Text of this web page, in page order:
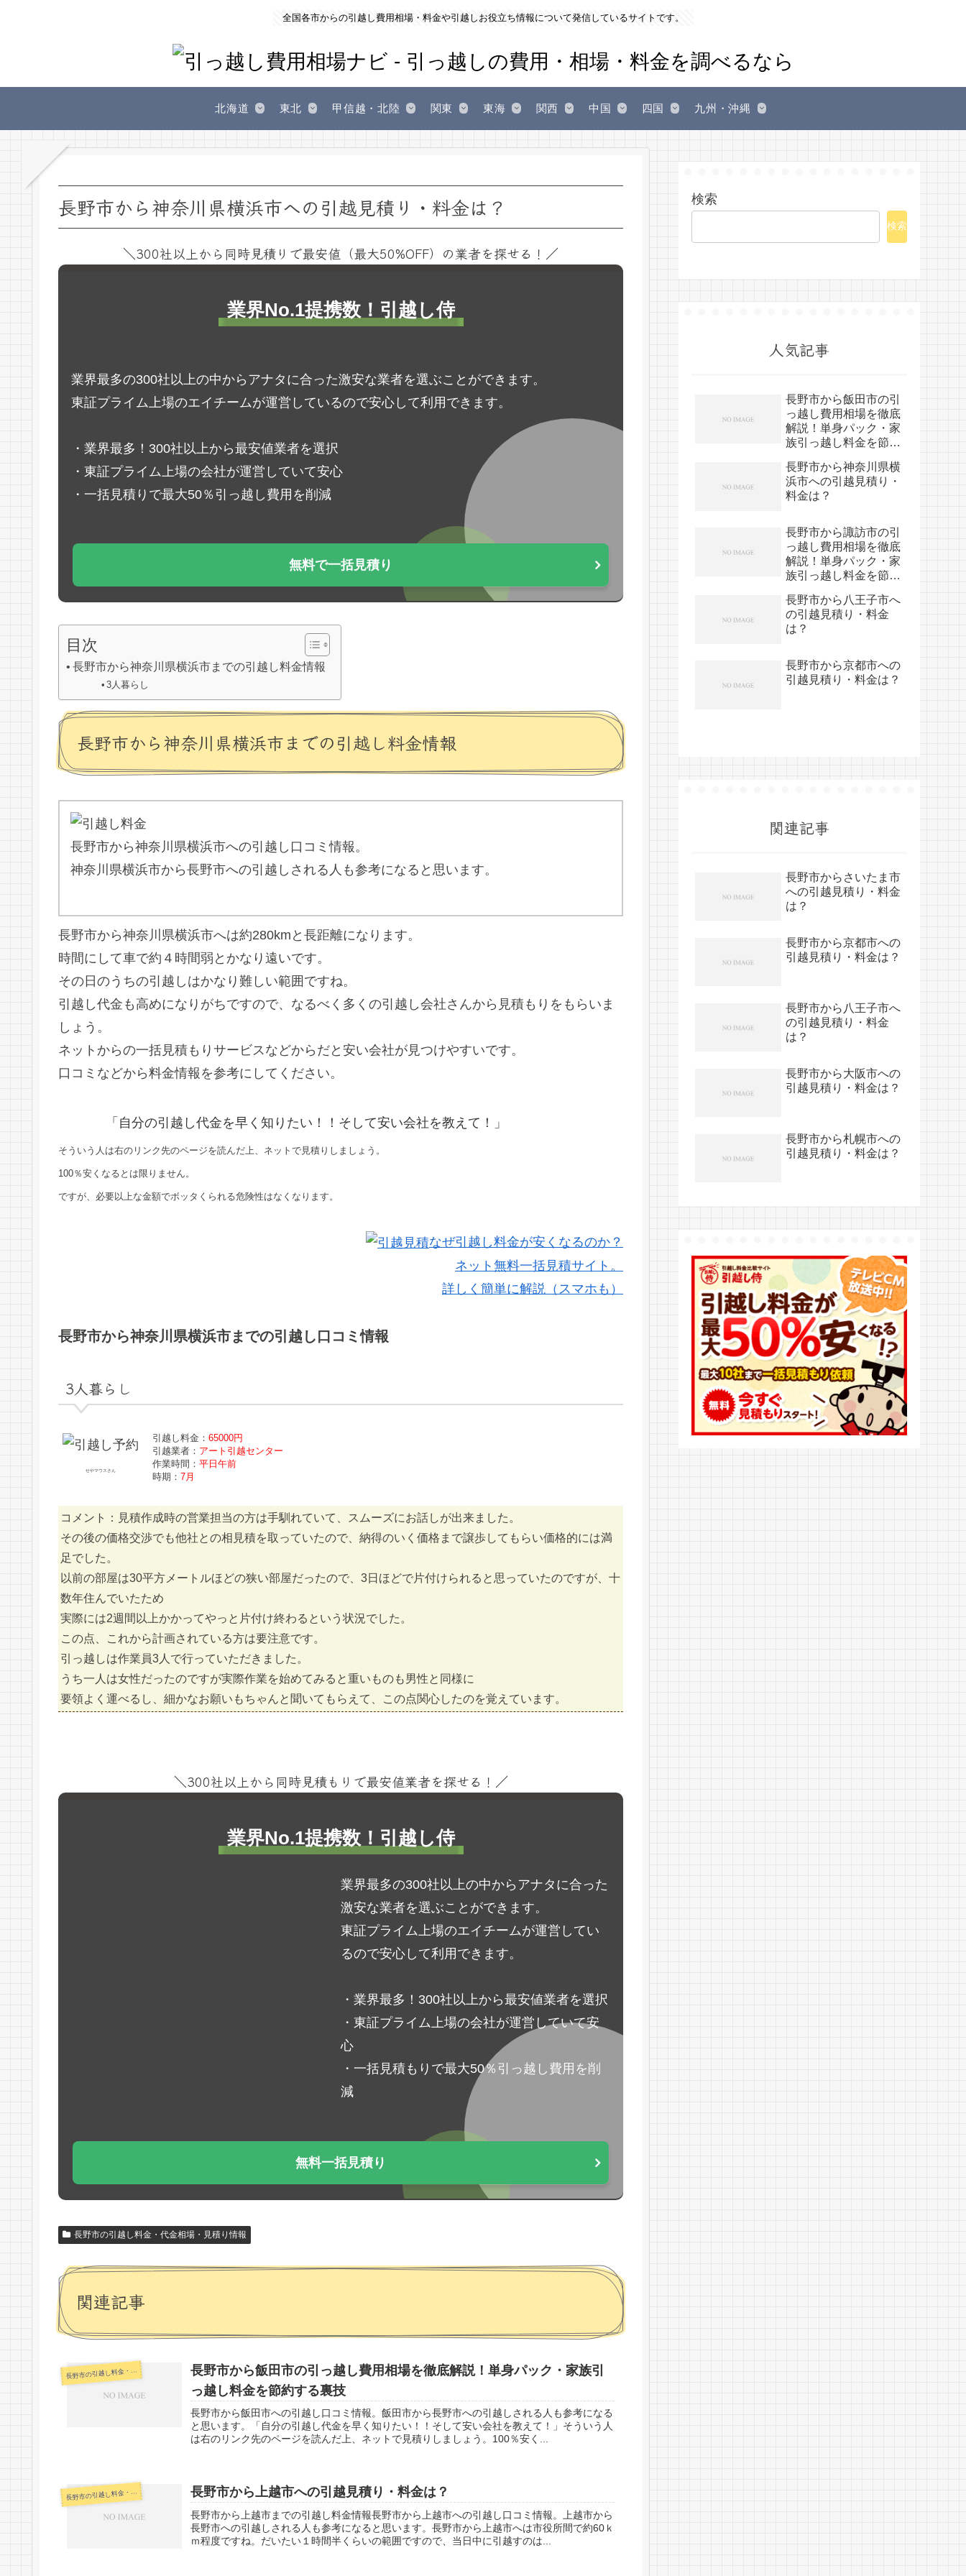
全国各市からの引越し費用相場・料金や引越しお役立ち情報について発信しているサイトです。
北海道 東北 甲信越・北陸 関東 東海 関西 中国 四国 九州・沖縄
長野市から神奈川県横浜市への引越見積り・料金は？
＼300社以上から同時見積りで最安値（最大50%OFF）の業者を探せる！／
業界No.1提携数！引越し侍
業界最多の300社以上の中からアナタに合った激安な業者を選ぶことができます。
東証プライム上場のエイチームが運営しているので安心して利用できます。
・業界最多！300社以上から最安値業者を選択
・東証プライム上場の会社が運営していて安心
・一括見積りで最大50％引っ越し費用を削減
無料で一括見積り
目次
長野市から神奈川県横浜市までの引越し料金情報
3人暮らし
長野市から神奈川県横浜市までの引越し料金情報
長野市から神奈川県横浜市への引越し口コミ情報。
神奈川県横浜市から長野市への引越しされる人も参考になると思います。
長野市から神奈川県横浜市へは約280kmと長距離になります。
時間にして車で約４時間弱とかなり遠いです。
その日のうちの引越しはかなり難しい範囲ですね。
引越し代金も高めになりがちですので、なるべく多くの引越し会社さんから見積もりをもらいま
しょう。
ネットからの一括見積もりサービスなどからだと安い会社が見つけやすいです。
口コミなどから料金情報を参考にしてください。
「自分の引越し代金を早く知りたい！！そして安い会社を教えて！」
そういう人は右のリンク先のページを読んだ上、ネットで見積りしましょう。
100％安くなるとは限りません。
ですが、必要以上な金額でボッタくられる危険性はなくなります。
なぜ引越し料金が安くなるのか？
ネット無料一括見積サイト。
詳しく簡単に解説（スマホも）
長野市から神奈川県横浜市までの引越し口コミ情報
3人暮らし
せやマウスさん
引越し料金： 65000円
引越業者： アート引越センター
作業時間： 平日午前
時期： 7月
コメント：見積作成時の営業担当の方は手馴れていて、スムーズにお話しが出来ました。
その後の価格交渉でも他社との相見積を取っていたので、納得のいく価格まで譲歩してもらい価格的には満
足でした。
以前の部屋は30平方メートルほどの狭い部屋だったので、3日ほどで片付けられると思っていたのですが、十
数年住んでいたため
実際には2週間以上かかってやっと片付け終わるという状況でした。
この点、これから計画されている方は要注意です。
引っ越しは作業員3人で行っていただきました。
うち一人は女性だったのですが実際作業を始めてみると重いものも男性と同様に
要領よく運べるし、細かなお願いもちゃんと聞いてもらえて、この点関心したのを覚えています。
＼300社以上から同時見積もりで最安値業者を探せる！／
業界No.1提携数！引越し侍
業界最多の300社以上の中からアナタに合った
激安な業者を選ぶことができます。
東証プライム上場のエイチームが運営してい
るので安心して利用できます。
・業界最多！300社以上から最安値業者を選択
・東証プライム上場の会社が運営していて安
心
・一括見積もりで最大50％引っ越し費用を削
減
無料一括見積り
長野市の引越し料金・代金相場・見積り情報
関連記事
長 野市の引越し料金・代金相場・見積り情報
長野市から飯田市の引っ越し費用相場を徹底解説！単身パック・家族引
っ越し料金を節約する裏技
長野市から飯田市への引越し口コミ情報。飯田市から長野市への引越しされる人も参考になる
と思います。「自分の引越し代金を早く知りたい！！そして安い会社を教えて！」そういう人
は右のリンク先のページを読んだ上、ネットで見積りしましょう。100％安く...
長 野市の引越し料金・代金相場・見積り情報 長野市から上越市への引越見積り・料金は？
長野市から上越市までの引越し料金情報長野市から上越市への引越し口コミ情報。上越市から
長野市への引越しされる人も参考になると思います。長野市から上越市へは市役所間で約60ｋ
ｍ程度ですね。だいたい１時間半くらいの範囲ですので、当日中に引越すのは...
検索
検索
人気記事
長野市から飯田市の引
っ越し費用相場を徹底
解説！単身パック・家
族引っ越し料金を節約
長野市から神奈川県横
浜市への引越見積り・
料金は？
長野市から諏訪市の引
っ越し費用相場を徹底
解説！単身パック・家
族引っ越し料金を節約
長野市から八王子市へ
の引越見積り・料金
は？
長野市から京都市への
引越見積り・料金は？
関連記事
長野市からさいたま市
への引越見積り・料金
は？
長野市から京都市への
引越見積り・料金は？
長野市から八王子市へ
の引越見積り・料金
は？
長野市から大阪市への
引越見積り・料金は？
長野市から札幌市への
引越見積り・料金は？